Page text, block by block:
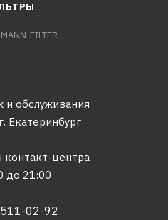
FILTER
обслуживания
г. Екатеринбург
центра
до 21:00
02-92